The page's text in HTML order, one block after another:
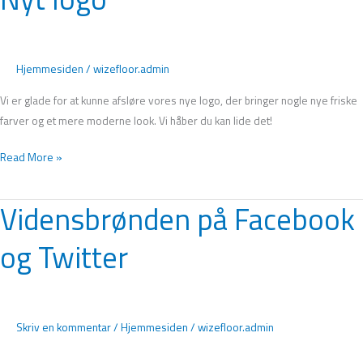
Hjemmesiden / wizefloor.admin
Vi er glade for at kunne afsløre vores nye logo, der bringer nogle nye friske
farver og et mere moderne look. Vi håber du kan lide det!
Read More »
Vidensbrønden på Facebook
og Twitter
Skriv en kommentar/ Hjemmesiden / wizefloor.admin
Vidensbrønden
på
Facebook
og